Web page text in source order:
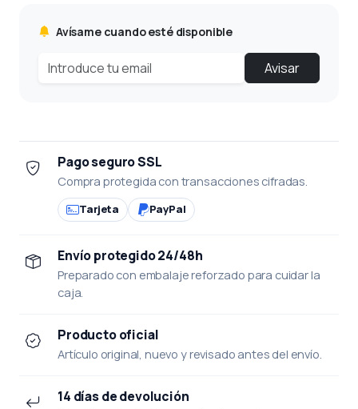
Avísame cuando esté disponible
Avisar
Pago seguro SSL
Compra protegida con transacciones cifradas.
Tarjeta PayPal
Envío protegido 24/48h
Preparado con embalaje reforzado para cuidar la
caja.
Producto oficial
Artículo original, nuevo y revisado antes del envío.
14 días de devolución